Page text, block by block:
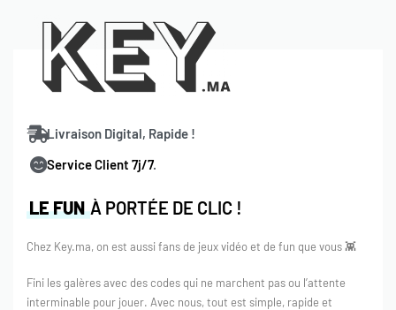
LE FUNÀ PORTÉE DE CLIC !
Chez Key.ma, on est aussi fans de jeux vidéo et de fun que vous 👾
Fini les galères avec des codes qui ne marchent pas ou l’attente
interminable pour jouer. Avec nous, tout est simple, rapide et
Livraison Digital, Rapide !
Service Client 7j/7.